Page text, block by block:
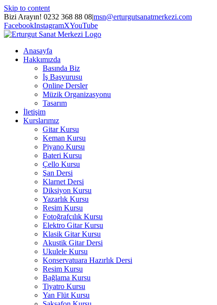
Skip to content
Bizi Arayın! 0232 368 88 08|msn@erturgutsanatmerkezi.com
FacebookInstagramXYouTube
Anasayfa
Hakkımızda
Basında Biz
İş Başvurusu
Online Dersler
Müzik Organizasyonu
Tasarım
İletişim
Kurslarımız
Gitar Kursu
Keman Kursu
Piyano Kursu
Bateri Kursu
Çello Kursu
Şan Dersi
Klarnet Dersi
Diksiyon Kursu
Yazarlık Kursu
Resim Kursu
Fotoğrafçılık Kursu
Elektro Gitar Kursu
Klasik Gitar Kursu
Akustik Gitar Dersi
Ukulele Kursu
Konservatuara Hazırlık Dersi
Resim Kursu
Bağlama Kursu
Tiyatro Kursu
Yan Flüt Kursu